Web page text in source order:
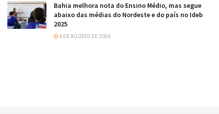
Bahia melhora nota do Ensino Médio, mas segue
abaixo das médias do Nordeste e do país no Ideb
2025
6 DE AGOSTO DE 2026